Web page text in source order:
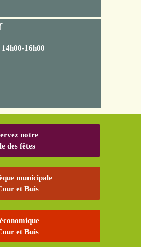
16h00
notre
des fêtes
municipale
et Buis
et Buis